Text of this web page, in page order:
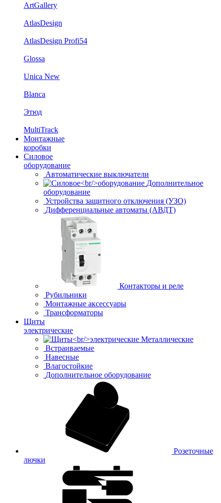
ArtGallery
AtlasDesign
AtlasDesign Profi54
Glossa
Unica New
Blanca
Этюд
MultiTrack
Монтажные
коробки
Силовое
оборудование
Автоматические выключатели
Дополнительное
оборудование
Устройства защитного отключения (УЗО)
Дифференциальные автоматы (АВДТ)
Контакторы и реле
Рубильники
Монтажные аксессуары
Трансформаторы
Щиты
электрические
Металлические
Встраиваемые
Навесные
Влагостойкие
Дополнительное оборудование
Розеточные
лючки